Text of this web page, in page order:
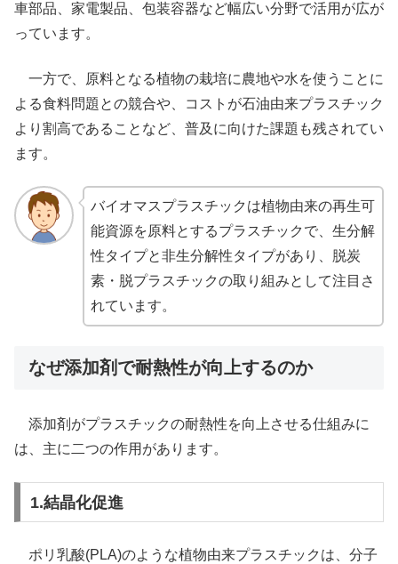
車部品、家電製品、包装容器など幅広い分野で活用が広が
っています。
一方で、原料となる植物の栽培に農地や水を使うことに
よる食料問題との競合や、コストが石油由来プラスチック
より割高であることなど、普及に向けた課題も残されてい
ます。
バイオマスプラスチックは植物由来の再生可
能資源を原料とするプラスチックで、生分解
性タイプと非生分解性タイプがあり、脱炭
素・脱プラスチックの取り組みとして注目さ
れています。
なぜ添加剤で耐熱性が向上するのか
添加剤がプラスチックの耐熱性を向上させる仕組みに
は、主に二つの作用があります。
1.結晶化促進
ポリ乳酸(PLA)のような植物由来プラスチックは、分子